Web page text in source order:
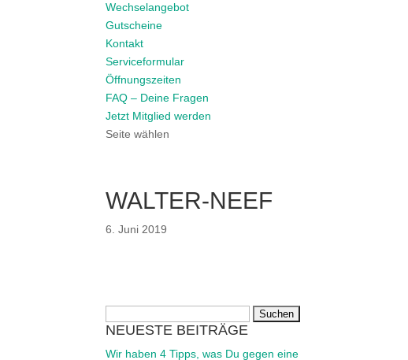
Wechselangebot
Gutscheine
Kontakt
Serviceformular
Öffnungszeiten
FAQ – Deine Fragen
Jetzt Mitglied werden
Seite wählen
WALTER-NEEF
6. Juni 2019
nach:
NEUESTE BEITRÄGE
Wir haben 4 Tipps, was Du gegen eine